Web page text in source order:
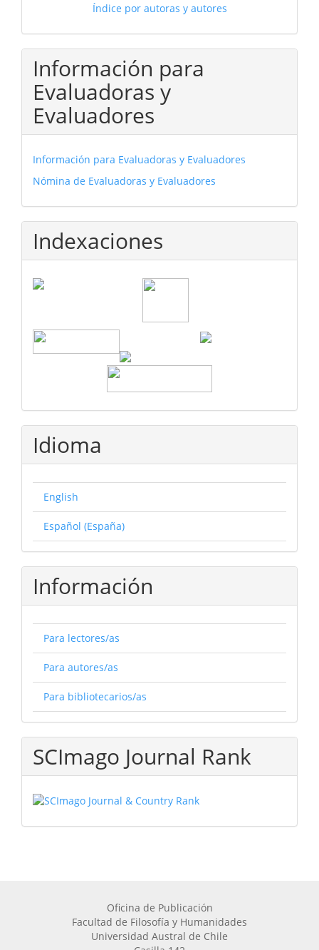
Índice por autoras y autores
Información para
Evaluadoras y
Evaluadores
Información para Evaluadoras y Evaluadores
Nómina de Evaluadoras y Evaluadores
Indexaciones
Idioma
English
Español (España)
Información
Para lectores/as
Para autores/as
Para bibliotecarios/as
SCImago Journal Rank
Oficina de Publicación
Facultad de Filosofía y Humanidades
Universidad Austral de Chile